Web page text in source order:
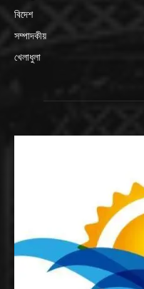
বিদেশ
সম্পাদকীয়
খেলাধুলা